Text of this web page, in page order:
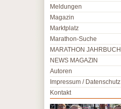
Meldungen
Magazin
Marktplatz
Marathon-Suche
MARATHON JAHRBUCH
NEWS MAGAZIN
Autoren
Impressum / Datenschutz
Kontakt